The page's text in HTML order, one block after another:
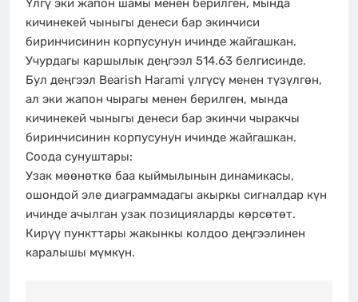
Үлгү эки жапон шамы менен берилген, мында
кичинекей чыныгы денеси бар экинчиси
биринчисинин корпусунун ичинде жайгашкан.
Учурдагы каршылык деңгээл 514.63 белгисинде.
Бул деңгээл Bearish Harami үлгүсү менен түзүлгөн,
ал эки жапон чырагы менен берилген, мында
кичинекей чыныгы денеси бар экинчи чыракчы
биринчисинин корпусунун ичинде жайгашкан.
Соода сунуштары:
Узак мөөнөткө баа кыймылынын динамикасы,
ошондой эле диаграммадагы акыркы сигналдар күн
ичинде ачылган узак позицияларды көрсөтөт.
Кирүү пункттары жакынкы колдоо деңгээлинен
каралышы мүмкүн.